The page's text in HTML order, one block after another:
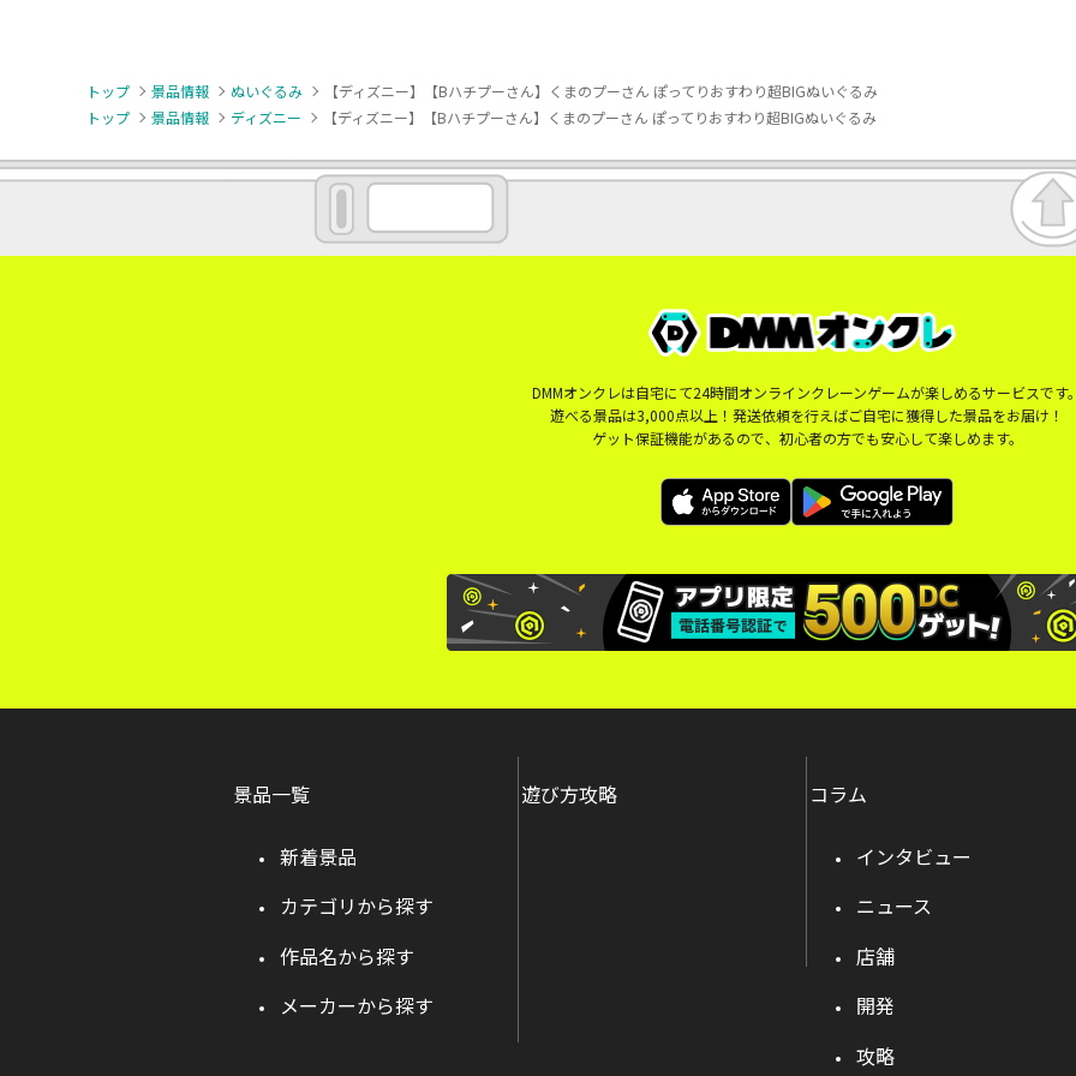
トップ 景品情報 ぬいぐるみ
【ディズニー】【Bハチプーさん】くまのプーさん ぽってりおすわり超BIGぬいぐるみ
トップ
景品情報 ディズニー 【ディズニー】【Bハチプーさん】くまのプーさん ぽってりおすわり超BIGぬいぐるみ
DMMオンクレは自宅にて24時間オンラインクレーンゲームが楽しめるサービスです
遊べる景品は3,000点以上！発送依頼を行えばご自宅に獲得した景品をお届け！
ゲット保証機能があるので、初心者の方でも安心して楽しめます。
景品一覧
新着景品
カテゴリから探す
作品名から探す
メーカーから探す
遊び方攻略 コラム
インタビュー
ニュース
店舗
開発
攻略